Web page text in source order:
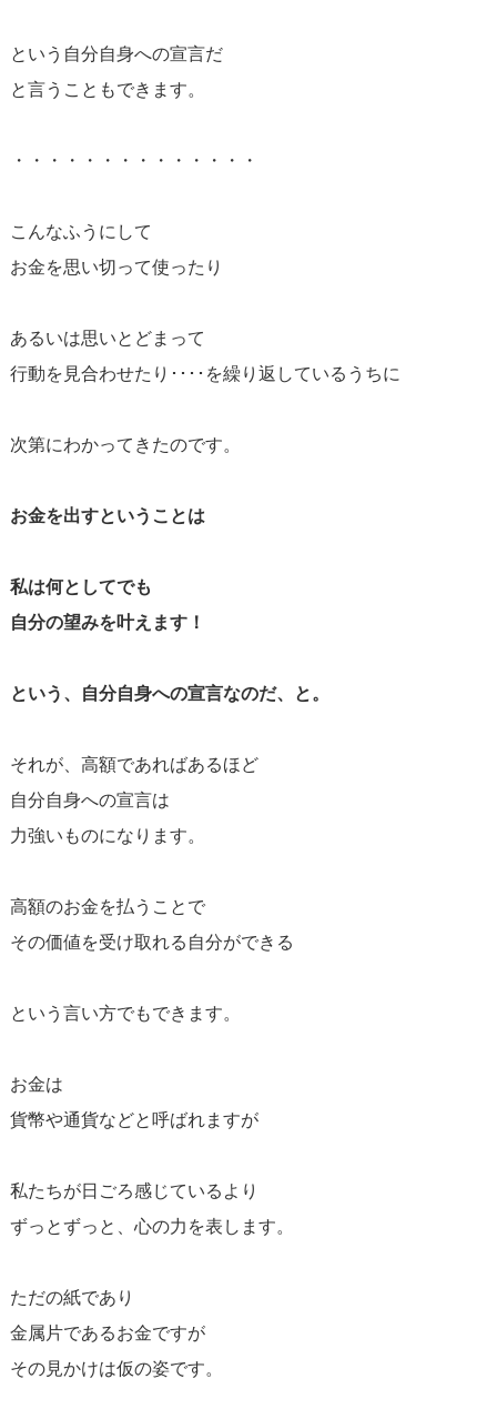
という自分自身への宣言だ
と言うこともできます。
・・・・・・・・・・・・・・
こんなふうにして
お金を思い切って使ったり
あるいは思いとどまって
行動を見合わせたり････を繰り返しているうちに
次第にわかってきたのです。
お金を出すということは
私は何としてでも
自分の望みを叶えます！
という、 自分自身への宣言なのだ、と。
それが、高額であればあるほど
自分自身への宣言は
力強いものになります。
高額のお金を払うことで
その価値を受け取れる自分ができる
という言い方でもできます。
お金は
貨幣や通貨などと呼ばれますが
私たちが日ごろ感じているより
ずっとずっと、心の力を表します。
ただの紙であり
金属片であるお金ですが
その見かけは仮の姿です。